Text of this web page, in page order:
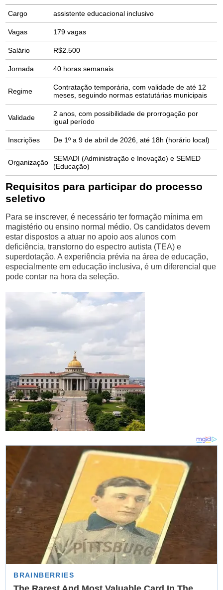
Cargo assistente educacional inclusivo
Vagas 179 vagas
Salário R$2.500
Jornada 40 horas semanais
Regime
Contratação temporária, com validade de até 12
meses, seguindo normas estatutárias municipais
Validade
2 anos, com possibilidade de prorrogação por
igual período
Inscrições De 1º a 9 de abril de 2026, até 18h (horário local)
Organização
SEMADI (Administração e Inovação) e SEMED
(Educação)
Requisitos para participar do processo
seletivo
Para se inscrever, é necessário ter formação mínima em
magistério ou ensino normal médio. Os candidatos devem
estar dispostos a atuar no apoio aos alunos com
deficiência, transtorno do espectro autista (TEA) e
superdotação. A experiência prévia na área de educação,
especialmente em educação inclusiva, é um diferencial que
pode contar na hora da seleção.